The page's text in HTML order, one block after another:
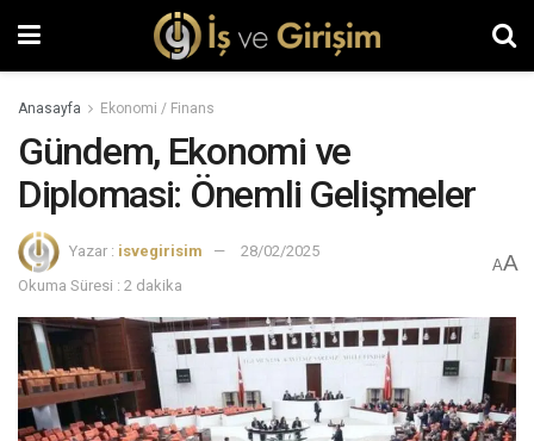
Anasayfa Ekonomi / Finans
Gündem, Ekonomi ve
Diplomasi: Önemli Gelişmeler
Yazar : isvegirisim
28/02/2025
Okuma Süresi : 2 dakika
AA